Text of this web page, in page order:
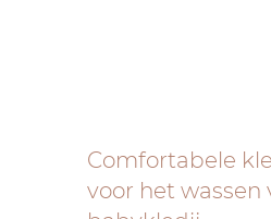
Comfortabele
voor het wassen